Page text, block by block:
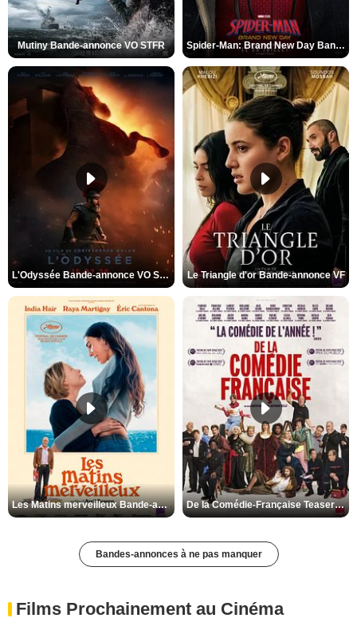
Mutiny Bande-annonce VO STFR Spider-Man: Brand New Day Bande-annonce VO STFR
L'Odyssée Bande-annonce VO STFR Le Triangle d'or Bande-annonce VF
Les Matins merveilleux Bande-annonce VF De la Comédie-Française Teaser VF
Bandes-annonces à ne pas manquer
Films Prochainement au Cinéma